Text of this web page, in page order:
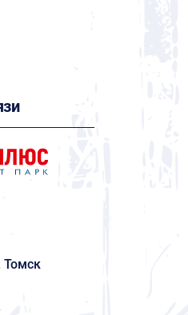
Томск